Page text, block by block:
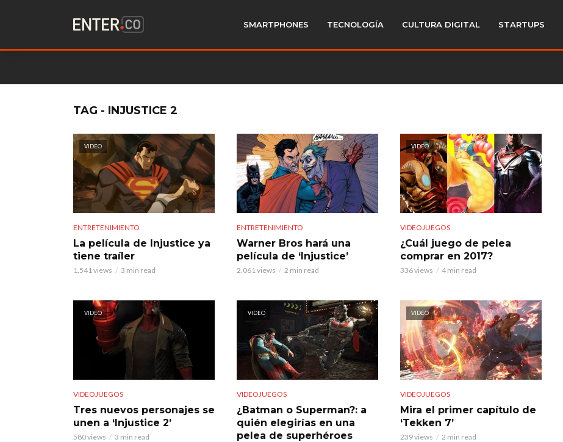
SMARTPHONES TECNOLOGÍA CULTURA DIGITAL STARTUPS
TAG - INJUSTICE 2
VIDEO
ENTRETENIMIENTO
La película de Injustice ya
tiene traíler
1.541 views 3 min read
ENTRETENIMIENTO
Warner Bros hará una
película de ‘Injustice’
2.061 views 2 min read
VIDEO
VIDEOJUEGOS
¿Cuál juego de pelea
comprar en 2017?
336 views 4 min read
VIDEO
VIDEOJUEGOS
Tres nuevos personajes se
unen a ‘Injustice 2’
580 views 3 min read
VIDEO
VIDEOJUEGOS
¿Batman o Superman?: a
quién elegirías en una
pelea de superhéroes
VIDEO
VIDEOJUEGOS
Mira el primer capítulo de
‘Tekken 7’
239 views 2 min read